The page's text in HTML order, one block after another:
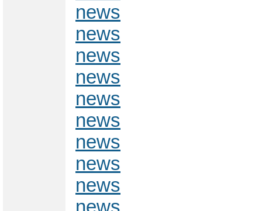
news
news
news
news
news
news
news
news
news
news